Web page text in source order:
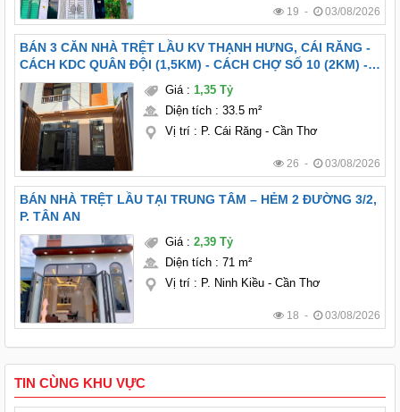
19 - 03/08/2026
BÁN 3 CĂN NHÀ TRỆT LẦU KV THẠNH HƯNG, CÁI RĂNG -
CÁCH KDC QUÂN ĐỘI (1,5KM) - CÁCH CHỢ SỐ 10 (2KM) -
FULL NỘI THẤT
Giá: 1,35 Tỷ
Diện tích: 33.5 m²
Vị trí: P. Cái Răng - Cần Thơ
26 - 03/08/2026
BÁN NHÀ TRỆT LẦU TẠI TRUNG TÂM – HẺM 2 ĐƯỜNG 3/2,
P. TÂN AN
Giá: 2,39 Tỷ
Diện tích: 71 m²
Vị trí: P. Ninh Kiều - Cần Thơ
18 - 03/08/2026
TIN CÙNG KHU VỰC